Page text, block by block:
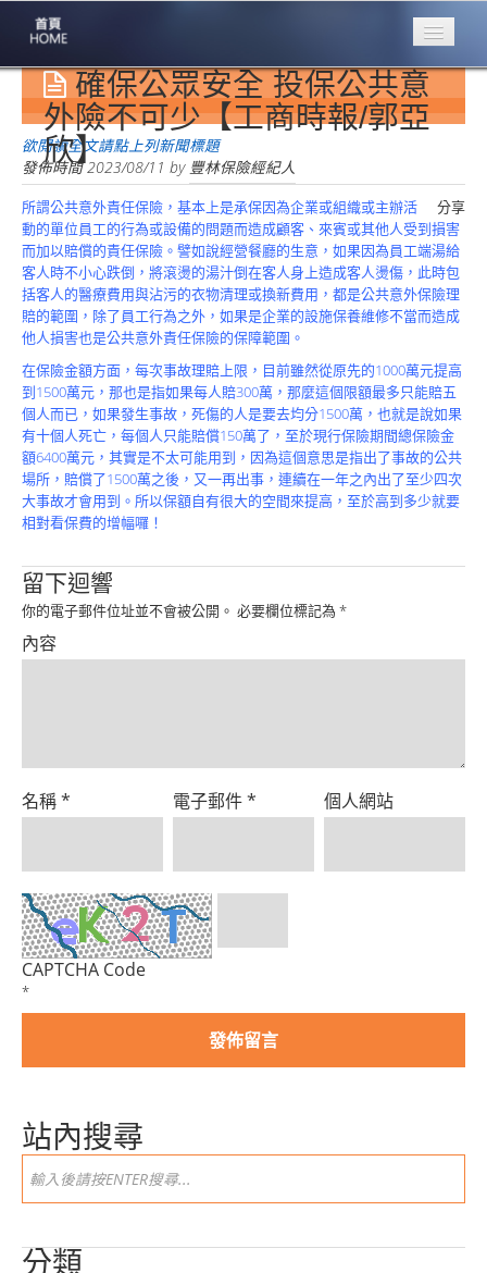
專業豐林
Professional
保險大家談
1386集
台灣商業保險
第一品牌
關於豐林
About
服務項目
Service
火災保額
估算系統
商品簡介
Product
確保公眾安全 投保公共意
外險不可少【工商時報/郭亞
欣】
欲閱讀全文請點上列新聞標題
發佈時間2023/08/11 by 豐林保險經紀人
分享
所謂公共意外責任保險，基本上是承保因為企業或組織或主辦活
動的單位員工的行為或設備的問題而造成顧客、來賓或其他人受到損害
而加以賠償的責任保險。譬如說經營餐廳的生意，如果因為員工端湯給
客人時不小心跌倒，將滾燙的湯汁倒在客人身上造成客人燙傷，此時包
括客人的醫療費用與沾污的衣物清理或換新費用，都是公共意外保險理
賠的範圍，除了員工行為之外，如果是企業的設施保養維修不當而造成
他人損害也是公共意外責任保險的保障範圍。
在保險金額方面，每次事故理賠上限，目前雖然從原先的1000萬元提高
到1500萬元，那也是指如果每人賠300萬，那麼這個限額最多只能賠五
個人而已，如果發生事故，死傷的人是要去均分1500萬，也就是說如果
有十個人死亡，每個人只能賠償150萬了，至於現行保險期間總保險金
額6400萬元，其實是不太可能用到，因為這個意思是指出了事故的公共
場所，賠償了1500萬之後，又一再出事，連續在一年之內出了至少四次
大事故才會用到。所以保額自有很大的空間來提高，至於高到多少就要
相對看保費的增幅囉！
留下迴響
你的電子郵件位址並不會被公開。 必要欄位標記為 *
內容
名稱* 電子郵件* 個人網站
CAPTCHA Code
*
站內搜尋
分類